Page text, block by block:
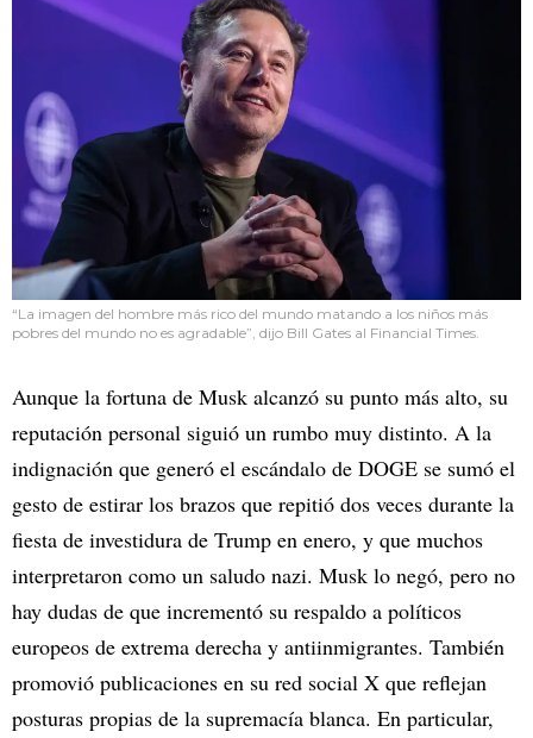
“La imagen del hombre más rico del mundo matando a los niños más
pobres del mundo no es agradable”, dijo Bill Gates al Financial Times.
Aunque la fortuna de Musk alcanzó su punto más alto, su
reputación personal siguió un rumbo muy distinto. A la
indignación que generó el escándalo de DOGE se sumó el
gesto de estirar los brazos que repitió dos veces durante la
fiesta de investidura de Trump en enero, y que muchos
interpretaron como un saludo nazi. Musk lo negó, pero no
hay dudas de que incrementó su respaldo a políticos
europeos de extrema derecha y antiinmigrantes. También
promovió publicaciones en su red social X que reflejan
posturas propias de la supremacía blanca. En particular,